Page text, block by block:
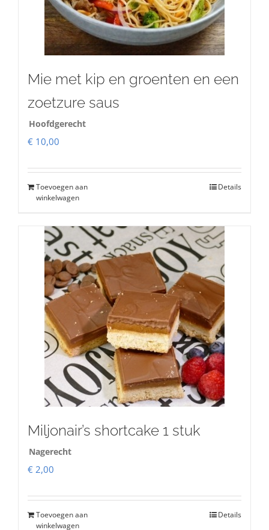
Mie met kip en groenten en een
zoetzure saus
Hoofdgerecht
€ 10,00
Toevoegen aan
winkelwagen
Details
Miljonair’s shortcake 1 stuk
Nagerecht
€ 2,00
Toevoegen aan
winkelwagen
Details